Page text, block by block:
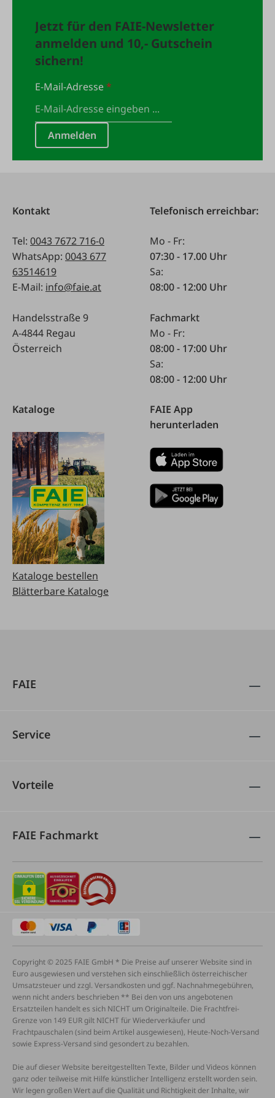
Jetzt für den FAIE-Newsletter
anmelden und 10,- Gutschein
sichern!
E-Mail-Adresse*
Anmelden
Kontakt
Tel: 0043 7672 716-0
WhatsApp: 0043 677
63514619
E-Mail: info@faie.at
Handelsstraße 9
A-4844 Regau
Österreich
Telefonisch erreichbar:
Mo - Fr:
07:30 - 17.00 Uhr
Sa:
08:00 - 12:00 Uhr
Fachmarkt
Mo - Fr:
08:00 - 17:00 Uhr
Sa:
08:00 - 12:00 Uhr
Kataloge
Kataloge bestellen
Blätterbare Kataloge
FAIE App
herunterladen
FAIE
Service
Vorteile
FAIE Fachmarkt
Copyright © 2025 FAIE GmbH * Die Preise auf unserer Website sind in
Euro ausgewiesen und verstehen sich einschließlich österreichischer
Umsatzsteuer und zzgl. Versandkosten und ggf. Nachnahmegebühren,
wenn nicht anders beschrieben ** Bei den von uns angebotenen
Ersatzteilen handelt es sich NICHT um Originalteile. Die Frachtfrei-
Grenze von 149 EUR gilt NICHT für Wiederverkäufer und
Frachtpauschalen (sind beim Artikel ausgewiesen), Heute-Noch-Versand
sowie Express-Versand sind gesondert zu bezahlen.
Die auf dieser Website bereitgestellten Texte, Bilder und Videos können
ganz oder teilweise mit Hilfe künstlicher Intelligenz erstellt worden sein.
Wir legen großen Wert auf die Qualität und Richtigkeit der Inhalte, wir